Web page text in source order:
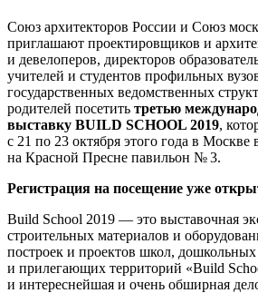
Союз архитекторов России и Союз
приглашают проектировщиков и
и девелоперов, директоров
учителей и студентов профильных
государственных ведомственных
родителей посетить третью
выставку BUILD SCHOOL 2019,
с 21 по 23 октября этого года в
на Красной Пресне павильон № 3.
Регистрация на посещение уже
Build School 2019 — это выставочная
строительных материалов и
построек и проектов школ, дошкольных
и прилегающих территорий «Build
и интереснейшая и очень обширная